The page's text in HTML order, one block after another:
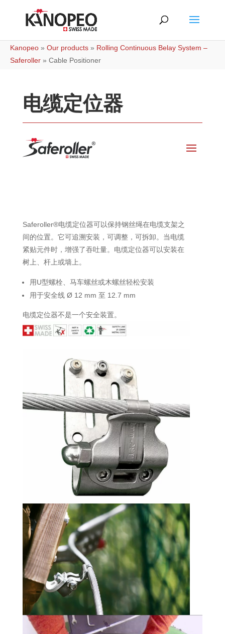
Kanopeo » Our products » Rolling Continuous Belay System –
Saferoller » Cable Positioner
电缆定位器
Saferoller®电缆定位器可以保持钢丝绳在电缆支架之
间的位置。它可追溯安装，可调整，可拆卸。当电缆
紧贴元件时，增强了吞吐量。电缆定位器可以安装在
树上、杆上或墙上。
用U型螺栓、马车螺丝或木螺丝轻松安装
用于安全线 Ø 12 mm 至 12.7 mm
电缆定位器不是一个安全装置。